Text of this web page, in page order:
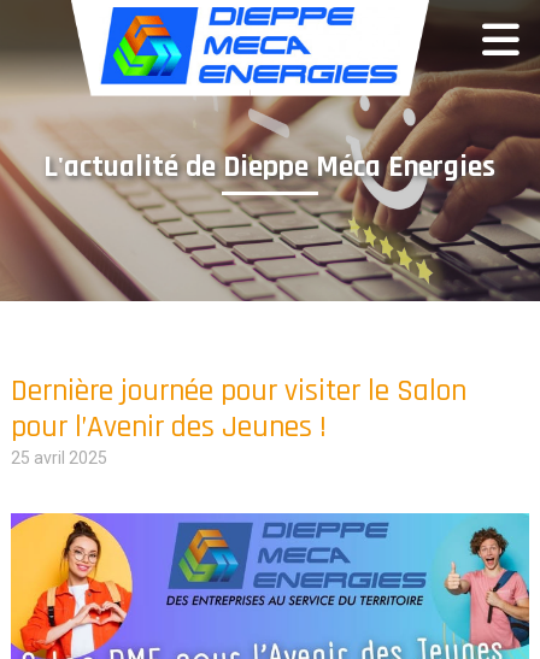
L'actualité de Dieppe Méca Energies
Dernière journée pour visiter le Salon
pour l’Avenir des Jeunes !
25 avril 2025
Panneau de gestion des cookies